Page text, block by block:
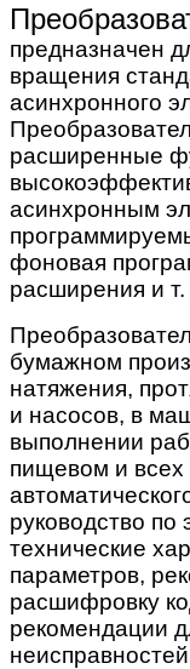
предназначен
вращения
асинхронного
расширенные
асинхронным
фоновая
расширения и т.
бумажном
натяжения,
и насосов, в
выполнении
пищевом и всех
руководство по
технические
параметров,
расшифровку
рекомендации